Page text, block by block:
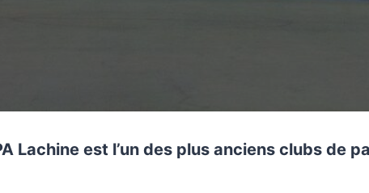
Lachine est l’un des plus anciens clubs de